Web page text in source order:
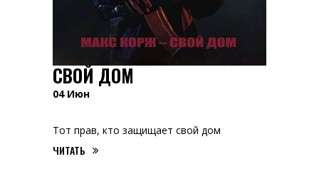
СВОЙ ДОМ
04 Июн
Тот прав, кто защищает свой дом
ЧИТАТЬ